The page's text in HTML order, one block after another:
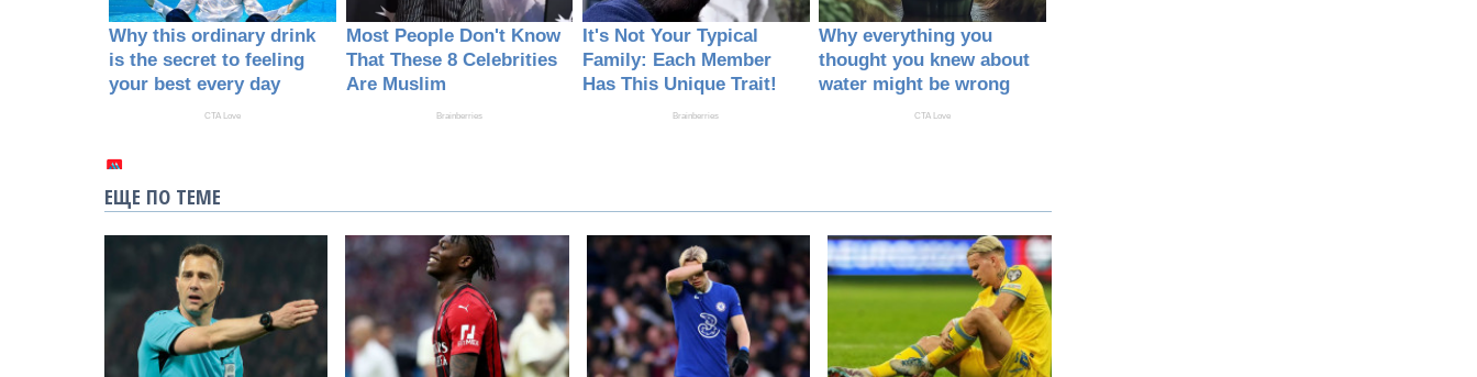
ЕЩЕ ПО ТЕМЕ